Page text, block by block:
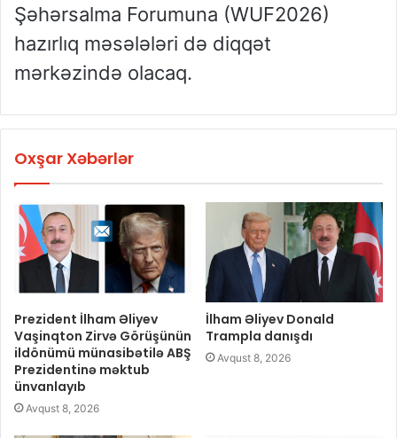
Şəhərsalma Forumuna (WUF2026)
hazırlıq məsələləri də diqqət
mərkəzində olacaq.
Oxşar Xəbərlər
Prezident İlham Əliyev
Vaşinqton Zirvə Görüşünün
ildönümü münasibətilə ABŞ
Prezidentinə məktub
ünvanlayıb
Avqust 8, 2026
İlham Əliyev Donald
Trampla danışdı
Avqust 8, 2026